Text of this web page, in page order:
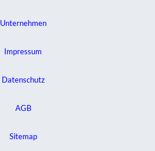
Unternehmen
Impressum
Datenschutz
AGB
Sitemap